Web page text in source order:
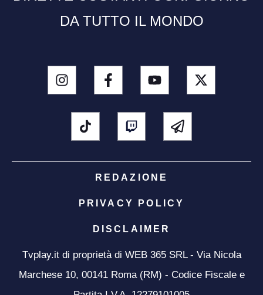
DA TUTTO IL MONDO
REDAZIONE
PRIVACY POLICY
DISCLAIMER
Tvplay.it di proprietà di WEB 365 SRL - Via Nicola
Marchese 10, 00141 Roma (RM) - Codice Fiscale e